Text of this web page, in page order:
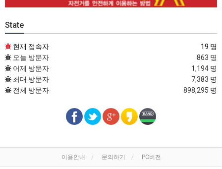
State
현재 접속자
19 명
오늘 방문자
863 명
어제 방문자
1,194 명
최대 방문자
7,383 명
전체 방문자
898,295 명
이용안내 문의하기 PC버전